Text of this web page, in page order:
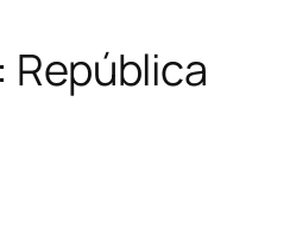
República